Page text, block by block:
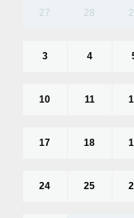
27 28
3 4
10 11
17 18
24 25